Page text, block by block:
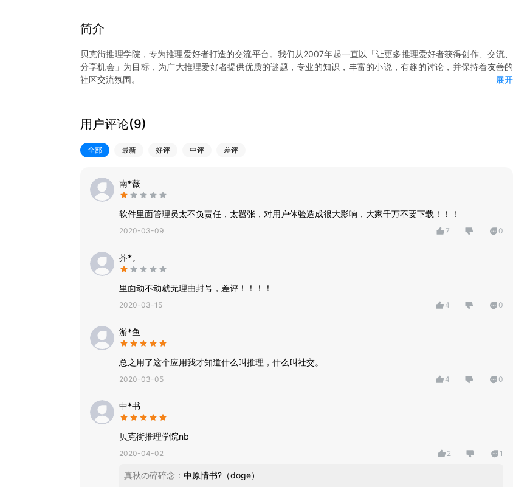
简介
贝克街推理学院，专为推理爱好者打造的交流平台。我们从2007年起一直以「让更多推理爱好者获得创作、交流、
分享机会」为目标，为广大推理爱好者提供优质的谜题，专业的知识，丰富的小说，有趣的讨论，并保持着友善的
社区交流氛围。
- 优质的谜题：大量的谜题内容，无论是刑侦案件、密码、预告信，还是逻辑推演、智力考验、海龟汤，你所喜欢的
谜题类型都可以找到。定期举办的每周谜题和推理大赛更是对推理能力的重要考验。
- 专业的知识：多年的积累，囊括知识科普、大脑开发、密码、推理资料、刑侦法医、案例等等你所需要的内容，都
- 丰富的小说：分享国内外著名的推理小说，创作自己的推理作品，体验推理的本真。
- 有趣的讨论：分享与展示自己的生活，在推理、阅读之余，找到志趣相投的同好。
官方网站： https://www.tuilixy.net/
官方微博： https://weibo.com/tuilixynet
官方微信公众号：tuilixy
展开
用户评论(9)
全部 最新 好评 中评 差评
南*薇
软件里面管理员太不负责任，太嚣张，对用户体验造成很大影响，大家千万不要下载！！！
2020-03-09 7 0
芥*。
里面动不动就无理由封号，差评！！！！
2020-03-15 4 0
游*鱼
总之用了这个应用我才知道什么叫推理，什么叫社交。
2020-03-05 4 0
中*书
贝克街推理学院nb
2020-04-02 2 1
真秋の碎碎念 ： 中原情书?（doge）